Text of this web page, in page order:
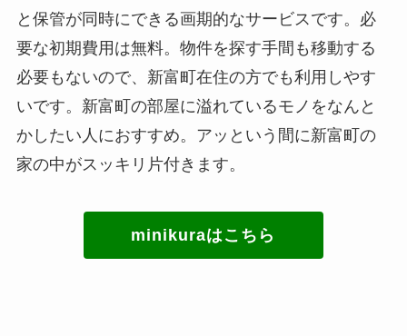
と保管が同時にできる画期的なサービスです。必
要な初期費用は無料。物件を探す手間も移動する
必要もないので、新富町在住の方でも利用しやす
いです。新富町の部屋に溢れているモノをなんと
かしたい人におすすめ。アッという間に新富町の
家の中がスッキリ片付きます。
minikuraはこちら